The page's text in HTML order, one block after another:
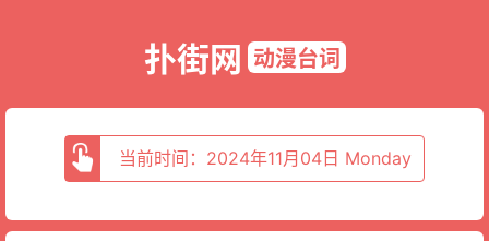
扑街网 动漫台词
当前时间：2024年11月04日 Monday